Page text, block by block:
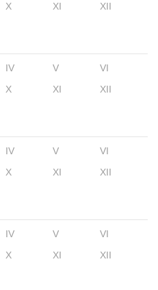
X XI XII
IV V
VI
X XI XII
IV V
VI
X XI XII
IV V
VI
X XI XII